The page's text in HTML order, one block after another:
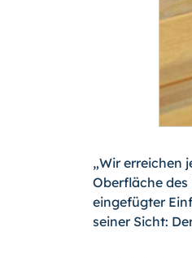
„Wir erreichen
Oberfläche
eingefügter
seiner Sicht: